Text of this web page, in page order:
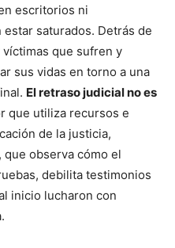
escritorios ni
saturados. Detrás de
que sufren y
sus vidas en torno a una
El retraso judicial no es
que utiliza recursos e
de la justicia,
que observa cómo el
debilita testimonios
inicio lucharon con